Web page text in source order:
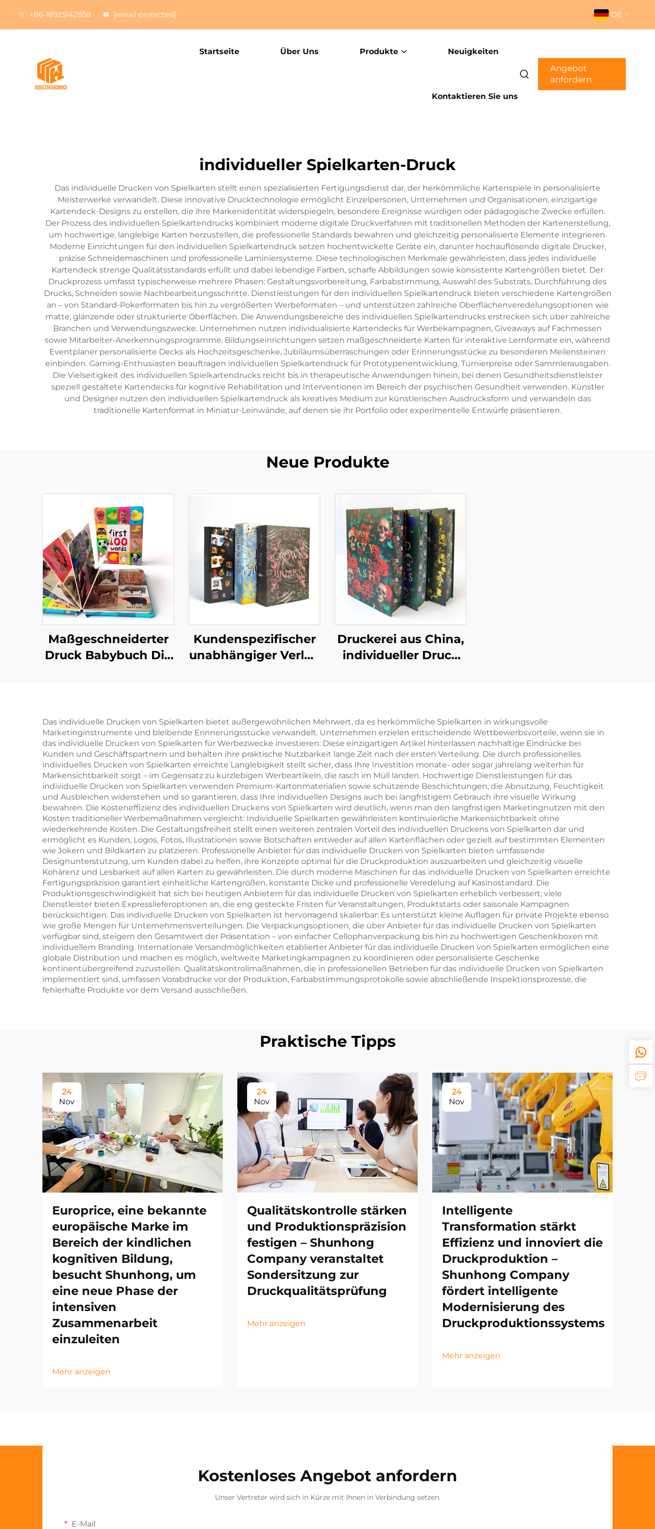
+86-18925142858 [email protected] DE
Startseite Über Uns Produkte Neuigkeiten
Kontaktieren Sie uns
Angebot
anfordern
individueller Spielkarten-Druck
Das individuelle Drucken von Spielkarten stellt einen spezialisierten Fertigungsdienst dar, der herkömmliche Kartenspiele in personalisierte
Meisterwerke verwandelt. Diese innovative Drucktechnologie ermöglicht Einzelpersonen, Unternehmen und Organisationen, einzigartige
Kartendeck-Designs zu erstellen, die ihre Markenidentität widerspiegeln, besondere Ereignisse würdigen oder pädagogische Zwecke erfüllen.
Der Prozess des individuellen Spielkartendrucks kombiniert moderne digitale Druckverfahren mit traditionellen Methoden der Kartenerstellung,
um hochwertige, langlebige Karten herzustellen, die professionelle Standards bewahren und gleichzeitig personalisierte Elemente integrieren.
Moderne Einrichtungen für den individuellen Spielkartendruck setzen hochentwickelte Geräte ein, darunter hochauflösende digitale Drucker,
präzise Schneidemaschinen und professionelle Laminiersysteme. Diese technologischen Merkmale gewährleisten, dass jedes individuelle
Kartendeck strenge Qualitätsstandards erfüllt und dabei lebendige Farben, scharfe Abbildungen sowie konsistente Kartengrößen bietet. Der
Druckprozess umfasst typischerweise mehrere Phasen: Gestaltungsvorbereitung, Farbabstimmung, Auswahl des Substrats, Durchführung des
Drucks, Schneiden sowie Nachbearbeitungsschritte. Dienstleistungen für den individuellen Spielkartendruck bieten verschiedene Kartengrößen
an – von Standard-Pokerformaten bis hin zu vergrößerten Werbeformaten – und unterstützen zahlreiche Oberflächenveredelungsoptionen wie
matte, glänzende oder strukturierte Oberflächen. Die Anwendungsbereiche des individuellen Spielkartendrucks erstrecken sich über zahlreiche
Branchen und Verwendungszwecke. Unternehmen nutzen individualisierte Kartendecks für Werbekampagnen, Giveaways auf Fachmessen
sowie Mitarbeiter-Anerkennungsprogramme. Bildungseinrichtungen setzen maßgeschneiderte Karten für interaktive Lernformate ein, während
Eventplaner personalisierte Decks als Hochzeitsgeschenke, Jubiläumsüberraschungen oder Erinnerungsstücke zu besonderen Meilensteinen
einbinden. Gaming-Enthusiasten beauftragen individuellen Spielkartendruck für Prototypenentwicklung, Turnierpreise oder Sammlerausgaben.
Die Vielseitigkeit des individuellen Spielkartendrucks reicht bis in therapeutische Anwendungen hinein, bei denen Gesundheitsdienstleister
speziell gestaltete Kartendecks für kognitive Rehabilitation und Interventionen im Bereich der psychischen Gesundheit verwenden. Künstler
und Designer nutzen den individuellen Spielkartendruck als kreatives Medium zur künstlerischen Ausdrucksform und verwandeln das
traditionelle Kartenformat in Miniatur-Leinwände, auf denen sie ihr Portfolio oder experimentelle Entwürfe präsentieren.
Neue Produkte
Maßgeschneiderter
Druck Babybuch Die
Hartdeckel
Kundenspezifischer
unabhängiger Verlag
mit lackierten
Kanten Hardcover-
Buch mit
Schutzumschlag
Druckerei aus China,
individueller Druck
Kanten,
umweltfreundlicher
Druck mit
Schutzumschlag
Das individuelle Drucken von Spielkarten bietet außergewöhnlichen Mehrwert, da es herkömmliche Spielkarten in wirkungsvolle
Marketinginstrumente und bleibende Erinnerungsstücke verwandelt. Unternehmen erzielen entscheidende Wettbewerbsvorteile, wenn sie in
das individuelle Drucken von Spielkarten für Werbezwecke investieren: Diese einzigartigen Artikel hinterlassen nachhaltige Eindrücke bei
Kunden und Geschäftspartnern und behalten ihre praktische Nutzbarkeit lange Zeit nach der ersten Verteilung. Die durch professionelles
individuelles Drucken von Spielkarten erreichte Langlebigkeit stellt sicher, dass Ihre Investition monate- oder sogar jahrelang weiterhin für
Markensichtbarkeit sorgt – im Gegensatz zu kurzlebigen Werbeartikeln, die rasch im Müll landen. Hochwertige Dienstleistungen für das
individuelle Drucken von Spielkarten verwenden Premium-Kartonmaterialien sowie schützende Beschichtungen, die Abnutzung, Feuchtigkeit
und Ausbleichen widerstehen und so garantieren, dass Ihre individuellen Designs auch bei langfristigem Gebrauch ihre visuelle Wirkung
bewahren. Die Kosteneffizienz des individuellen Druckens von Spielkarten wird deutlich, wenn man den langfristigen Marketingnutzen mit den
Kosten traditioneller Werbemaßnahmen vergleicht: Individuelle Spielkarten gewährleisten kontinuierliche Markensichtbarkeit ohne
wiederkehrende Kosten. Die Gestaltungsfreiheit stellt einen weiteren zentralen Vorteil des individuellen Druckens von Spielkarten dar und
ermöglicht es Kunden, Logos, Fotos, Illustrationen sowie Botschaften entweder auf allen Kartenflächen oder gezielt auf bestimmten Elementen
wie Jokern und Bildkarten zu platzieren. Professionelle Anbieter für das individuelle Drucken von Spielkarten bieten umfassende
Designunterstützung, um Kunden dabei zu helfen, ihre Konzepte optimal für die Druckproduktion auszuarbeiten und gleichzeitig visuelle
Kohärenz und Lesbarkeit auf allen Karten zu gewährleisten. Die durch moderne Maschinen für das individuelle Drucken von Spielkarten erreichte
Fertigungspräzision garantiert einheitliche Kartengrößen, konstante Dicke und professionelle Veredelung auf Kasinostandard. Die
Produktionsgeschwindigkeit hat sich bei heutigen Anbietern für das individuelle Drucken von Spielkarten erheblich verbessert; viele
Dienstleister bieten Expresslieferoptionen an, die eng gesteckte Fristen für Veranstaltungen, Produktstarts oder saisonale Kampagnen
berücksichtigen. Das individuelle Drucken von Spielkarten ist hervorragend skalierbar: Es unterstützt kleine Auflagen für private Projekte ebenso
wie große Mengen für Unternehmensverteilungen. Die Verpackungsoptionen, die über Anbieter für das individuelle Drucken von Spielkarten
verfügbar sind, steigern den Gesamtwert der Präsentation – von einfacher Cellophanverpackung bis hin zu hochwertigen Geschenkboxen mit
individuellem Branding. Internationale Versandmöglichkeiten etablierter Anbieter für das individuelle Drucken von Spielkarten ermöglichen eine
globale Distribution und machen es möglich, weltweite Marketingkampagnen zu koordinieren oder personalisierte Geschenke
kontinentübergreifend zuzustellen. Qualitätskontrollmaßnahmen, die in professionellen Betrieben für das individuelle Drucken von Spielkarten
implementiert sind, umfassen Vorabdrucke vor der Produktion, Farbabstimmungsprotokolle sowie abschließende Inspektionsprozesse, die
fehlerhafte Produkte vor dem Versand ausschließen.
Praktische Tipps
24
Nov
Europrice, eine bekannte
europäische Marke im
Bereich der kindlichen
kognitiven Bildung,
besucht Shunhong, um
eine neue Phase der
intensiven
Zusammenarbeit
einzuleiten
Mehr anzeigen
24
Nov
Qualitätskontrolle stärken
und Produktionspräzision
festigen – Shunhong
Company veranstaltet
Sondersitzung zur
Druckqualitätsprüfung
Mehr anzeigen
24
Nov
Intelligente
Transformation stärkt
Effizienz und innoviert die
Druckproduktion –
Shunhong Company
fördert intelligente
Modernisierung des
Druckproduktionssystems
Mehr anzeigen
Kostenloses Angebot anfordern
Unser Vertreter wird sich in Kürze mit Ihnen in Verbindung setzen.
E-Mail